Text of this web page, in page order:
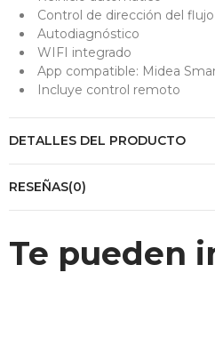
Control de dirección del
Autodiagnóstico
WIFI integrado
App compatible: Midea
Incluye control remoto
DETALLES DEL PRODUCTO
RESEÑAS(0)
Te pueden